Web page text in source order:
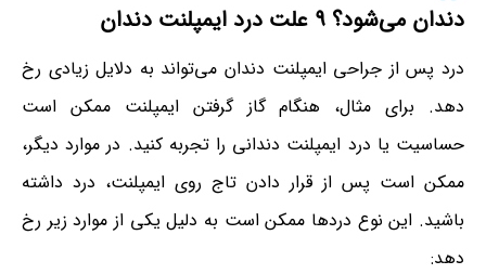
دندان می‌شود؟ ۹ علت درد ایمپلنت دندان
درد پس از جراحی ایمپلنت دندان می‌تواند به دلایل زیادی رخ
دهد. برای مثال، هنگام گاز گرفتن ایمپلنت ممکن است
حساسیت یا درد ایمپلنت دندانی را تجربه کنید. در موارد دیگر،
ممکن است پس از قرار دادن تاج روی ایمپلنت، درد داشته
باشید. این نوع دردها ممکن است به دلیل یکی از موارد زیر رخ
دهد: